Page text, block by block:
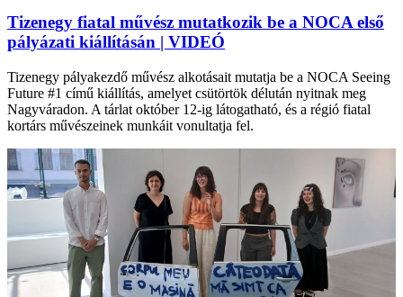
Tizenegy fiatal művész mutatkozik be a NOCA első
pályázati kiállításán | VIDEÓ
Tizenegy pályakezdő művész alkotásait mutatja be a NOCA Seeing
Future #1 című kiállítás, amelyet csütörtök délután nyitnak meg
Nagyváradon. A tárlat október 12-ig látogatható, és a régió fiatal
kortárs művészeinek munkáit vonultatja fel.